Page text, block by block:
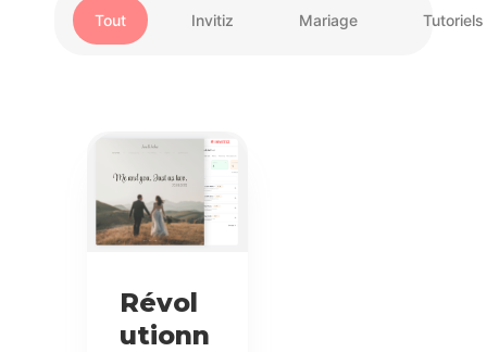
Tout Invitiz Mariage Tutoriels
Révol
utionn